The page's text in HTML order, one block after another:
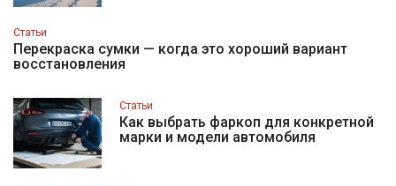
Статьи
Перекраска сумки — когда это хороший вариант
восстановления
Статьи
Как выбрать фаркоп для конкретной
марки и модели автомобиля